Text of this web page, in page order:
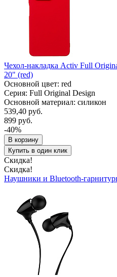
Чехол-накладка Activ Full
20" (red)
Основной цвет: red
Серия: Full Original Design
Основной материал: силикон
539,40 руб.
899 руб.
-40%
В корзину
Купить в один клик
Скидка!
Скидка!
Наушники и Bluetooth-